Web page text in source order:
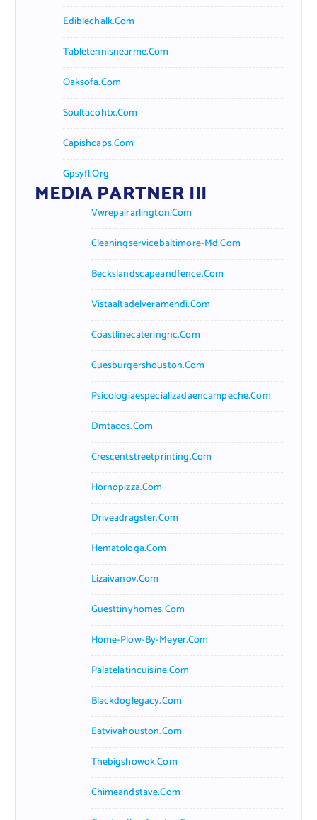
Ediblechalk.com
Tabletennisnearme.com
Oaksofa.com
Soultacohtx.com
Capishcaps.com
Gpsyfl.org
MEDIA PARTNER III
Vwrepairarlington.com
Cleaningservicebaltimore-Md.com
Beckslandscapeandfence.com
Vistaaltadelveramendi.com
Coastlinecateringnc.com
Cuesburgershouston.com
Psicologiaespecializadaencampeche.com
Dmtacos.com
Crescentstreetprinting.com
Hornopizza.com
Driveadragster.com
Hematologa.com
Lizaivanov.com
Guesttinyhomes.com
Home-Plow-By-Meyer.com
Palatelatincuisine.com
Blackdoglegacy.com
Eatvivahouston.com
Thebigshowok.com
Chimeandstave.com